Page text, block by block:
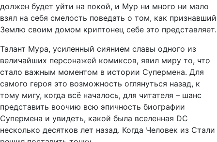
должен будет уйти на покой, и Мур ни много ни мало
взял на себя смелость поведать о том, как признавший
Землю своим домом криптонец себе это представляет.
Талант Мура, усиленный сиянием славы одного из
величайших персонажей комиксов, явил миру то, что
стало важным моментом в истории Супермена. Для
самого героя это возможность оглянуться назад, к
тому мигу, когда всё началось, для читателя – шанс
представить воочию всю эпичность биографии
Супермена и увидеть, какой была вселенная DC
несколько десятков лет назад. Когда Человек из Стали